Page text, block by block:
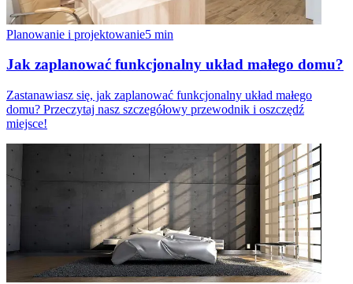
Planowanie i projektowanie5 min
Jak zaplanować funkcjonalny układ małego domu?
Zastanawiasz się, jak zaplanować funkcjonalny układ małego
domu? Przeczytaj nasz szczegółowy przewodnik i oszczędź
miejsce!